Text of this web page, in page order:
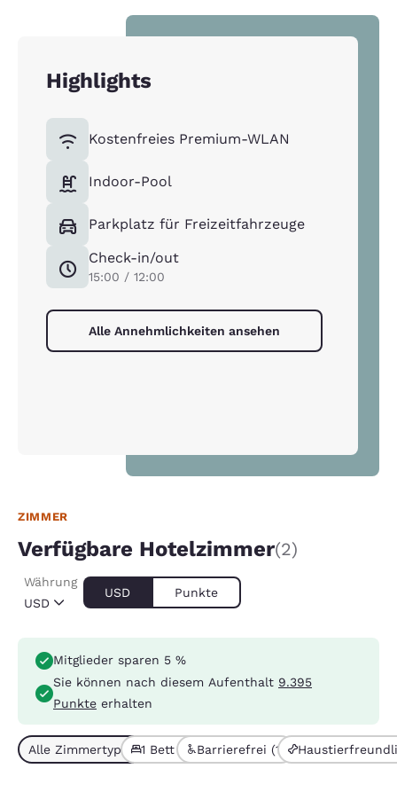
Highlights
Kostenfreies Premium-WLAN
Indoor-Pool
Parkplatz für Freizeitfahrzeuge
Check-in/out
15:00 / 12:00
Alle Annehmlichkeiten ansehen
ZIMMER
Verfügbare Hotelzimmer(2)
USD
Währung
USD Punkte
Mitglieder sparen 5 %
Sie können nach diesem Aufenthalt 9.395
Punkte erhalten
Alle Zimmertypen (2)1 Bett (2)Barrierefrei (1)